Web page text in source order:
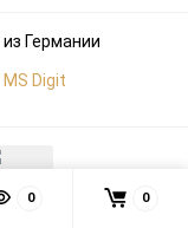
Германии
Digit
0 0